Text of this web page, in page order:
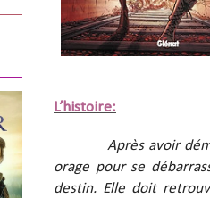
L’histoire:
Après avoir
orage pour se
destin. Elle doit